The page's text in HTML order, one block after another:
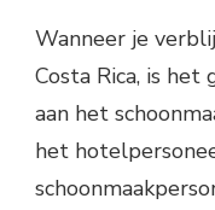
Wanneer je
Costa Rica, is
aan het
het